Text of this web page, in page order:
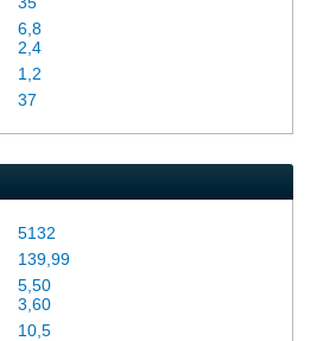
6,8
2,4
1,2
37
5132
139,99
5,50
3,60
10,5